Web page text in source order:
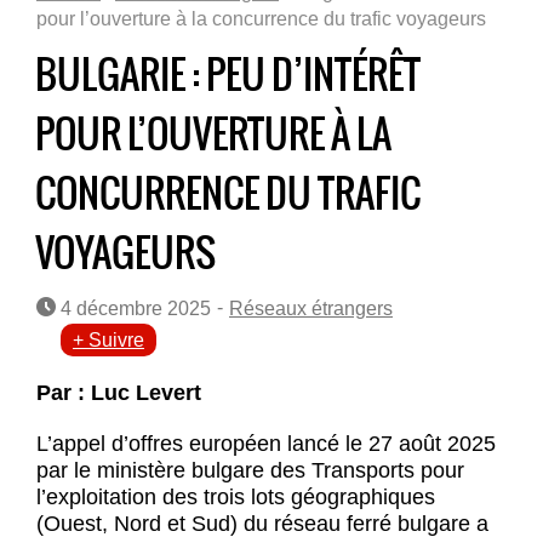
pour l’ouverture à la concurrence du trafic voyageurs
BULGARIE : PEU D’INTÉRÊT
POUR L’OUVERTURE À LA
CONCURRENCE DU TRAFIC
VOYAGEURS
4 décembre 2025 - Réseaux étrangers
+ Suivre
Par : Luc Levert
L’appel d’offres européen lancé le 27 août 2025
par le ministère bulgare des Transports pour
l’exploitation des trois lots géographiques
(Ouest, Nord et Sud) du réseau ferré bulgare a